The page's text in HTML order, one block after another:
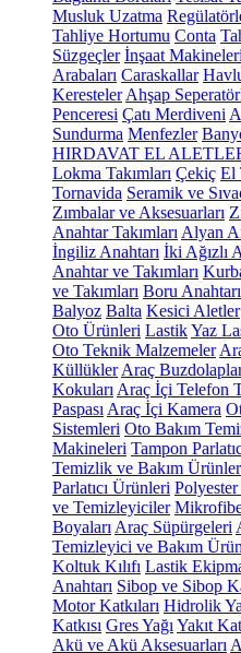
Musluk Uzatma
Tahliye Hortumu Conta
Süzgeçler İnşaat Makineleri
Arabaları Caraskallar
Keresteler Ahşap
Penceresi Çatı Merdiveni
Sundurma Menfezler
HIRDAVAT EL
Lokma Takımları Çekiç El
Tornavida Seramik ve
Zımbalar ve Aksesuarları
Anahtar Takımları Alyan
İngiliz Anahtarı İki Ağızlı
Anahtar ve Takımları
ve Takımları Boru Anahtarı
Balyoz Balta Kesici Aletler
Oto Ürünleri LastikYaz
Oto Teknik Malzemeler
Küllükler Araç
Kokuları Araç İçi Telefon
Paspası Araç İçi Kamera
Sistemleri Oto Bakım
Makineleri Tampon
Temizlik ve Bakım
Parlatıcı Ürünleri
ve Temizleyiciler
Boyaları Araç Süpürgeleri
Temizleyici ve Bakım
Koltuk Kılıfı Lastik
Anahtarı Sibop ve Sibop
Motor Katkıları Hidrolik
Katkısı Gres Yağı Yakıt
Akü ve Akü Aksesuarları